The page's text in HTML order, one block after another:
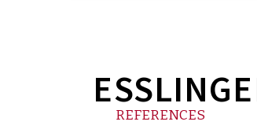
REFERENCES